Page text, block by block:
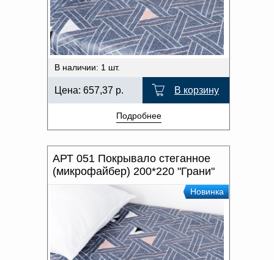
В наличии: 1 шт.
Цена: 657,37 р. В корзину
Подробнее
АРТ 051 Покрывало стеганное
(микрофайбер) 200*220 "Грани"
Новинка